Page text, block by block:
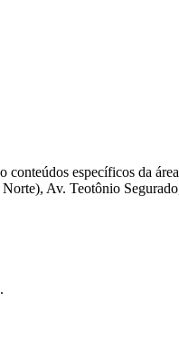
conteúdos específicos da
Av. Teotônio